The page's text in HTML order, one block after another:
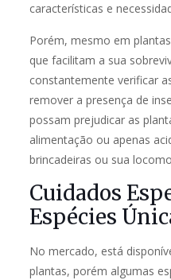
características e
Porém, mesmo em
que facilitam a sua
constantemente verificar
remover a presença de
possam prejudicar as
alimentação ou apenas
brincadeiras ou sua
Cuidados
Espécies
No mercado, está
plantas, porém algumas